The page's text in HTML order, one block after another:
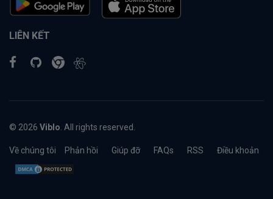
LIÊN KẾT
© 2026 Viblo . All rights reserved.
Về chúng tôi Phản hồi Giúp đỡ FAQs RSS Điều khoản